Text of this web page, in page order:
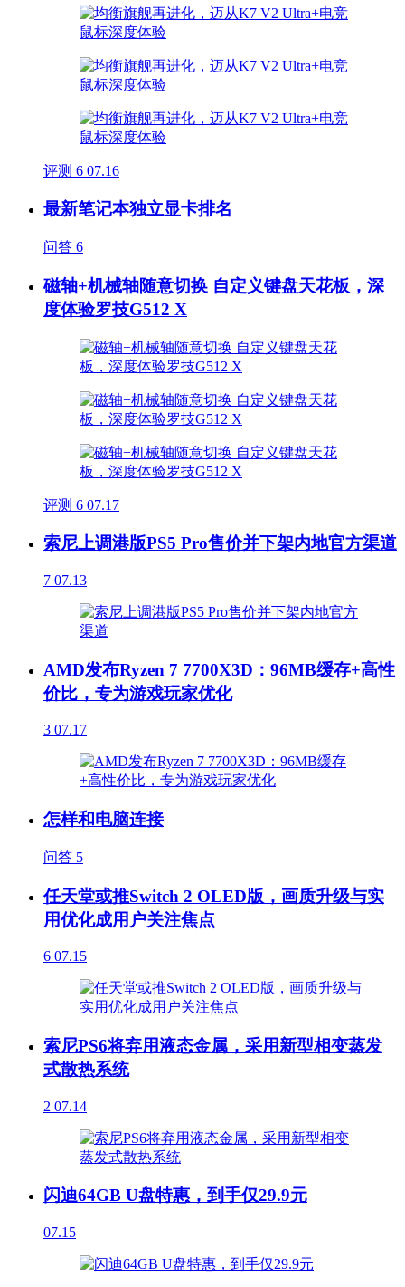
评测 6 07.16
最新笔记本独立显卡排名
问答 6
磁轴+机械轴随意切换 自定义键盘天花板，深
度体验罗技G512 X
评测 6 07.17
索尼上调港版PS5 Pro售价并下架内地官方渠道
7 07.13
AMD发布Ryzen 7 7700X3D：96MB缓存+高性
价比，专为游戏玩家优化
3 07.17
怎样和电脑连接
问答 5
任天堂或推Switch 2 OLED版，画质升级与实
用优化成用户关注焦点
6 07.15
索尼PS6将弃用液态金属，采用新型相变蒸发
式散热系统
2 07.14
闪迪64GB U盘特惠，到手仅29.9元
07.15